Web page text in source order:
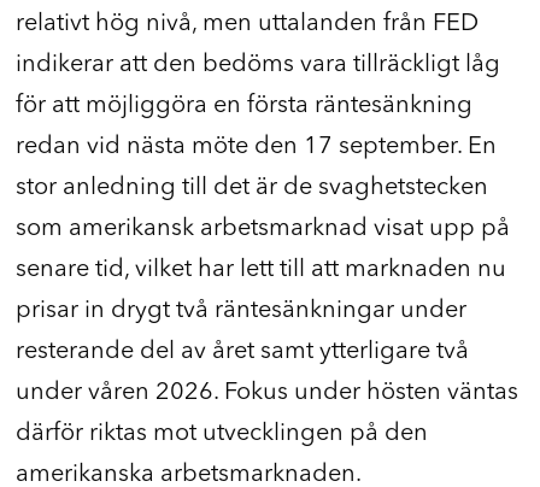
relativt hög nivå, men uttalanden från FED
indikerar att den bedöms vara tillräckligt låg
för att möjliggöra en första räntesänkning
redan vid nästa möte den 17 september. En
stor anledning till det är de svaghetstecken
som amerikansk arbetsmarknad visat upp på
senare tid, vilket har lett till att marknaden nu
prisar in drygt två räntesänkningar under
resterande del av året samt ytterligare två
under våren 2026. Fokus under hösten väntas
därför riktas mot utvecklingen på den
amerikanska arbetsmarknaden.